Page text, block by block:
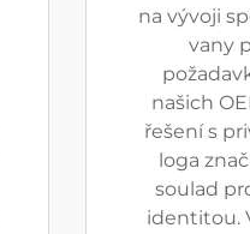
na vývoji
vany
našich
řešení s
loga
soulad
identitou.